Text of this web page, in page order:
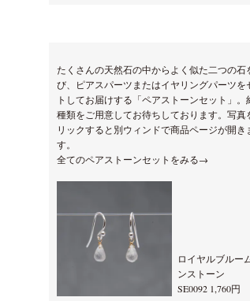
たくさんの天然石の中からよく似た二つの石
び、ピアスパーツまたはイヤリングパーツを
トしてお届けする「ペアストーンセット」。
種類をご用意してお待ちしております。写真
リックすると別ウィンドで商品ページが開き
す。
全てのペアストーンセットをみる→
ロイヤルブルー
ンストーン
SE0092 1,760円